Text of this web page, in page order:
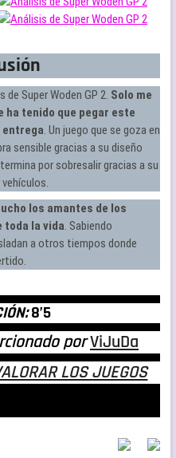
Super Woden GP 2. Solo me
ha tenido que pegar este
entrega . Un juego que se goza en
sensible gracias a su diseño
por sobresalir gracias a su
los amantes de los
toda la vida . Sabiendo
a otros tiempos donde
8’5
porViJuDa
LOS JUEGOS